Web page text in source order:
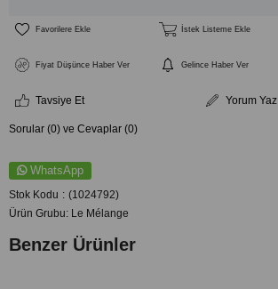
Favorilere Ekle İstek Listeme Ekle
Fiyat Düşünce Haber Ver Gelince Haber Ver
Tavsiye Et Yorum Yaz
Sorular (0) ve Cevaplar (0)
WhatsApp
Stok Kodu
(1024792)
Ürün Grubu: Le Mélange
Benzer Ürünler